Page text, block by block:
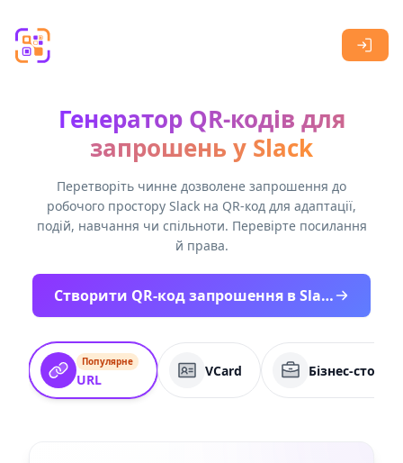
Генератор QR-кодів для
запрошень у Slack
Перетворіть чинне дозволене запрошення до
робочого простору Slack на QR-код для адаптації,
подій, навчання чи спільноти. Перевірте посилання
й права.
Створити QR-код запрошення в Slack
Популярне
URL
VCard Бізнес-